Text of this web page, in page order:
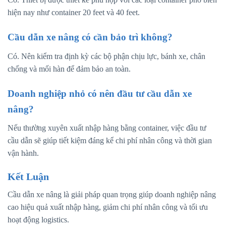
hiện nay như container 20 feet và 40 feet.
Cầu dẫn xe nâng có cần bảo trì không?
Có. Nên kiểm tra định kỳ các bộ phận chịu lực, bánh xe, chân
chống và mối hàn để đảm bảo an toàn.
Doanh nghiệp nhỏ có nên đầu tư cầu dẫn xe
nâng?
Nếu thường xuyên xuất nhập hàng bằng container, việc đầu tư
cầu dẫn sẽ giúp tiết kiệm đáng kể chi phí nhân công và thời gian
vận hành.
Kết Luận
Cầu dẫn xe nâng là giải pháp quan trọng giúp doanh nghiệp nâng
cao hiệu quả xuất nhập hàng, giảm chi phí nhân công và tối ưu
hoạt động logistics.